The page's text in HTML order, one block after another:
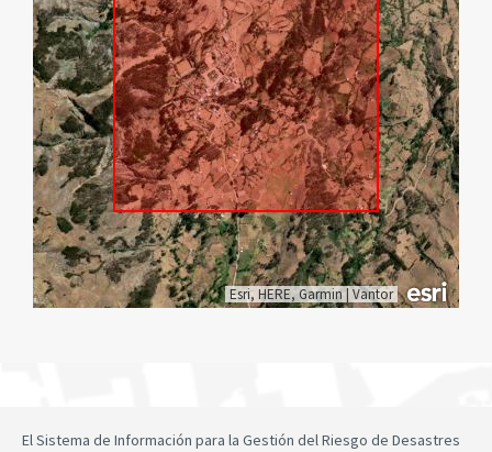
Esri, HERE, Garmin| Vantor
El Sistema de Información para la Gestión del Riesgo de Desastres